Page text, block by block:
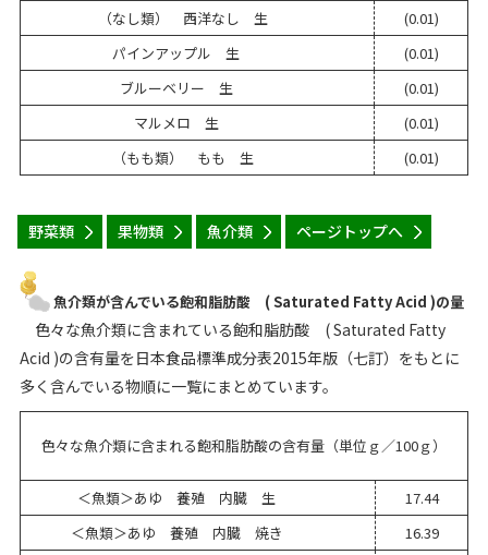
（なし類） 西洋なし 生
(0.01)
パインアップル 生
(0.01)
ブルーベリー 生
(0.01)
マルメロ 生
(0.01)
（もも類） もも 生
(0.01)
野菜類 果物類 魚介類 ページトップへ
魚介類が含んでいる飽和脂肪酸 ( Saturated Fatty Acid )の量
色々な魚介類に含まれている飽和脂肪酸 ( Saturated Fatty
Acid )の含有量を日本食品標準成分表2015年版（七訂）をもとに
多く含んでいる物順に一覧にまとめています。
色々な魚介類に含まれる飽和脂肪酸の含有量（単位ｇ／100ｇ）
＜魚類＞あゆ 養殖 内臓 生
17.44
＜魚類＞あゆ 養殖 内臓 焼き
16.39